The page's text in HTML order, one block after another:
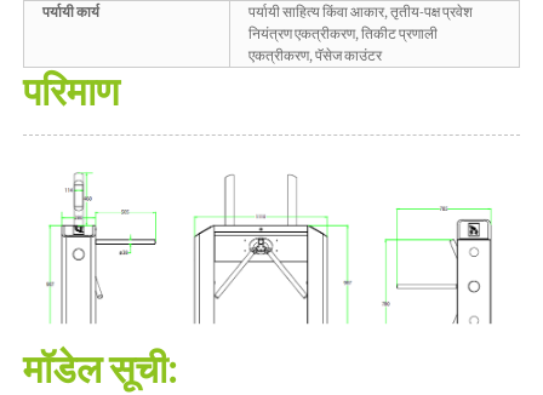
पर्यायी कार्य
पर्यायी साहित्य किंवा आकार, तृतीय-पक्ष प्रवेश
नियंत्रण एकत्रीकरण, तिकीट प्रणाली
एकत्रीकरण, पॅसेज काउंटर
परिमाण
मॉडेल सूची: